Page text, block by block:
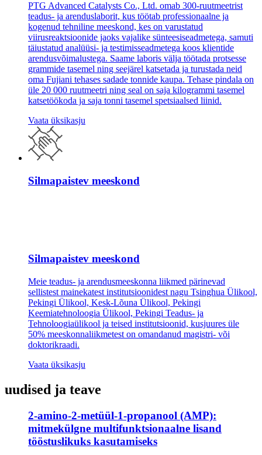
PTG Advanced Catalysts Co., Ltd. omab 300-ruutmeetrist
teadus- ja arenduslaborit, kus töötab professionaalne ja
kogenud tehniline meeskond, kes on varustatud
viirusreaktsioonide jaoks vajalike sünteesiseadmetega, samuti
täiustatud analüüsi- ja testimisseadmetega koos klientide
arendusvõimalustega. Saame laboris välja töötada protsesse
grammide tasemel ning seejärel katsetada ja turustada neid
oma Fujiani tehases sadade tonnide kaupa. Tehase pindala on
üle 20 000 ruutmeetri ning seal on saja kilogrammi tasemel
katsetöökoda ja saja tonni tasemel spetsiaalsed liinid.
Vaata üksikasju
Silmapaistev meeskond
Silmapaistev meeskond
Meie teadus- ja arendusmeeskonna liikmed pärinevad
sellistest mainekatest institutsioonidest nagu Tsinghua Ülikool,
Pekingi Ülikool, Kesk-Lõuna Ülikool, Pekingi
Keemiatehnoloogia Ülikool, Pekingi Teadus- ja
Tehnoloogiaülikool ja teised institutsioonid, kusjuures üle
50% meeskonnaliikmetest on omandanud magistri- või
doktorikraadi.
Vaata üksikasju
uudised ja teave
2-amino-2-metüül-1-propanool (AMP):
mitmekülgne multifunktsionaalne lisand
tööstuslikuks kasutamiseks